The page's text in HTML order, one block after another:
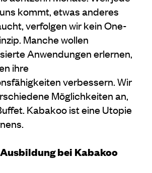
kommt, etwas anderes
verfolgen wir kein One-
Manche wollen
Anwendungen erlernen,
ihre
verbessern. Wir
Möglichkeiten an,
Kabakoo ist eine Utopie
bei Kabakoo